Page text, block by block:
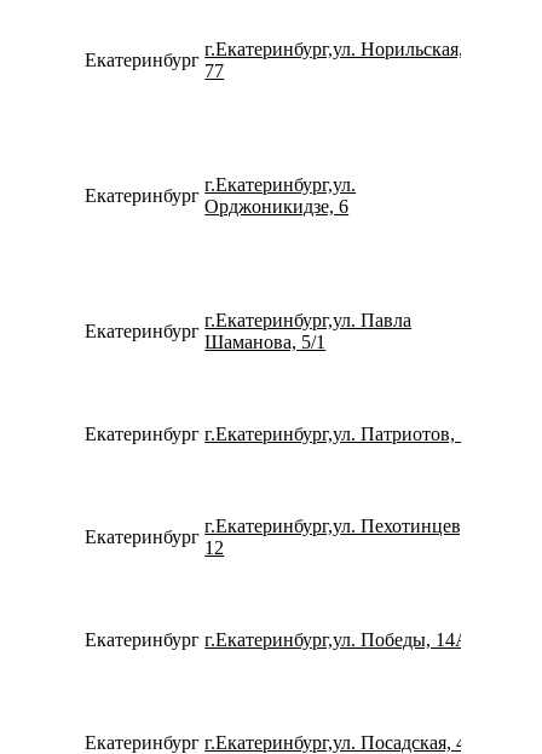
Екатеринбург
г.Екатеринбург,ул. Норильская,
77
Екатеринбург
г.Екатеринбург,ул.
Орджоникидзе, 6
Екатеринбург
г.Екатеринбург,ул. Павла
Шаманова, 5/1
Екатеринбург г.Екатеринбург,ул. Патриотов, 1
Екатеринбург
г.Екатеринбург,ул. Пехотинцев,
12
Екатеринбург г.Екатеринбург,ул. Победы, 14А
Екатеринбург г.Екатеринбург,ул. Посадская, 43